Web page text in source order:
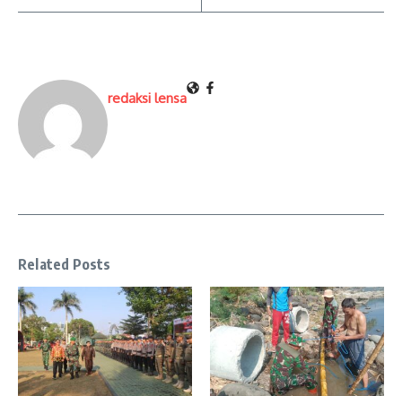
redaksi lensa
Related Posts